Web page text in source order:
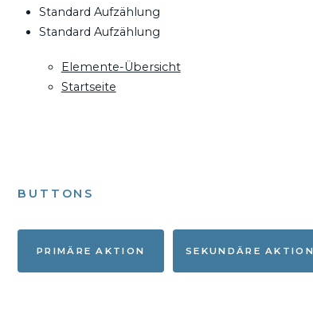
Standard Aufzählung
Standard Aufzählung
Elemente-Übersicht
Startseite
BUTTONS
PRIMÄRE AKTION SEKUNDÄRE AKTION